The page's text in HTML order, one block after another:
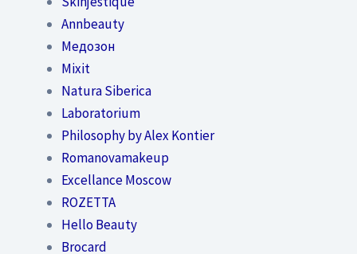
Annbeauty
Медозон
Mixit
Natura Siberica
Laboratorium
Philosophy by Alex Kontier
Romanovamakeup
Excellance Moscow
ROZETTA
Hello Beauty
Brocard